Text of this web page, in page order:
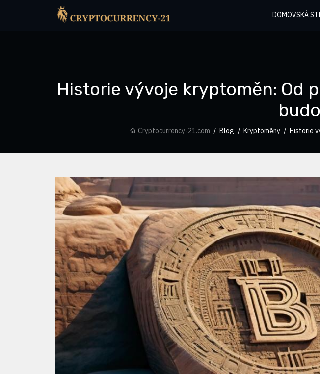
DOMOVSKÁ
Historie vývoje kryptoměn: Od
Cryptocurrency-21.com Blog Kryptoměny Historie